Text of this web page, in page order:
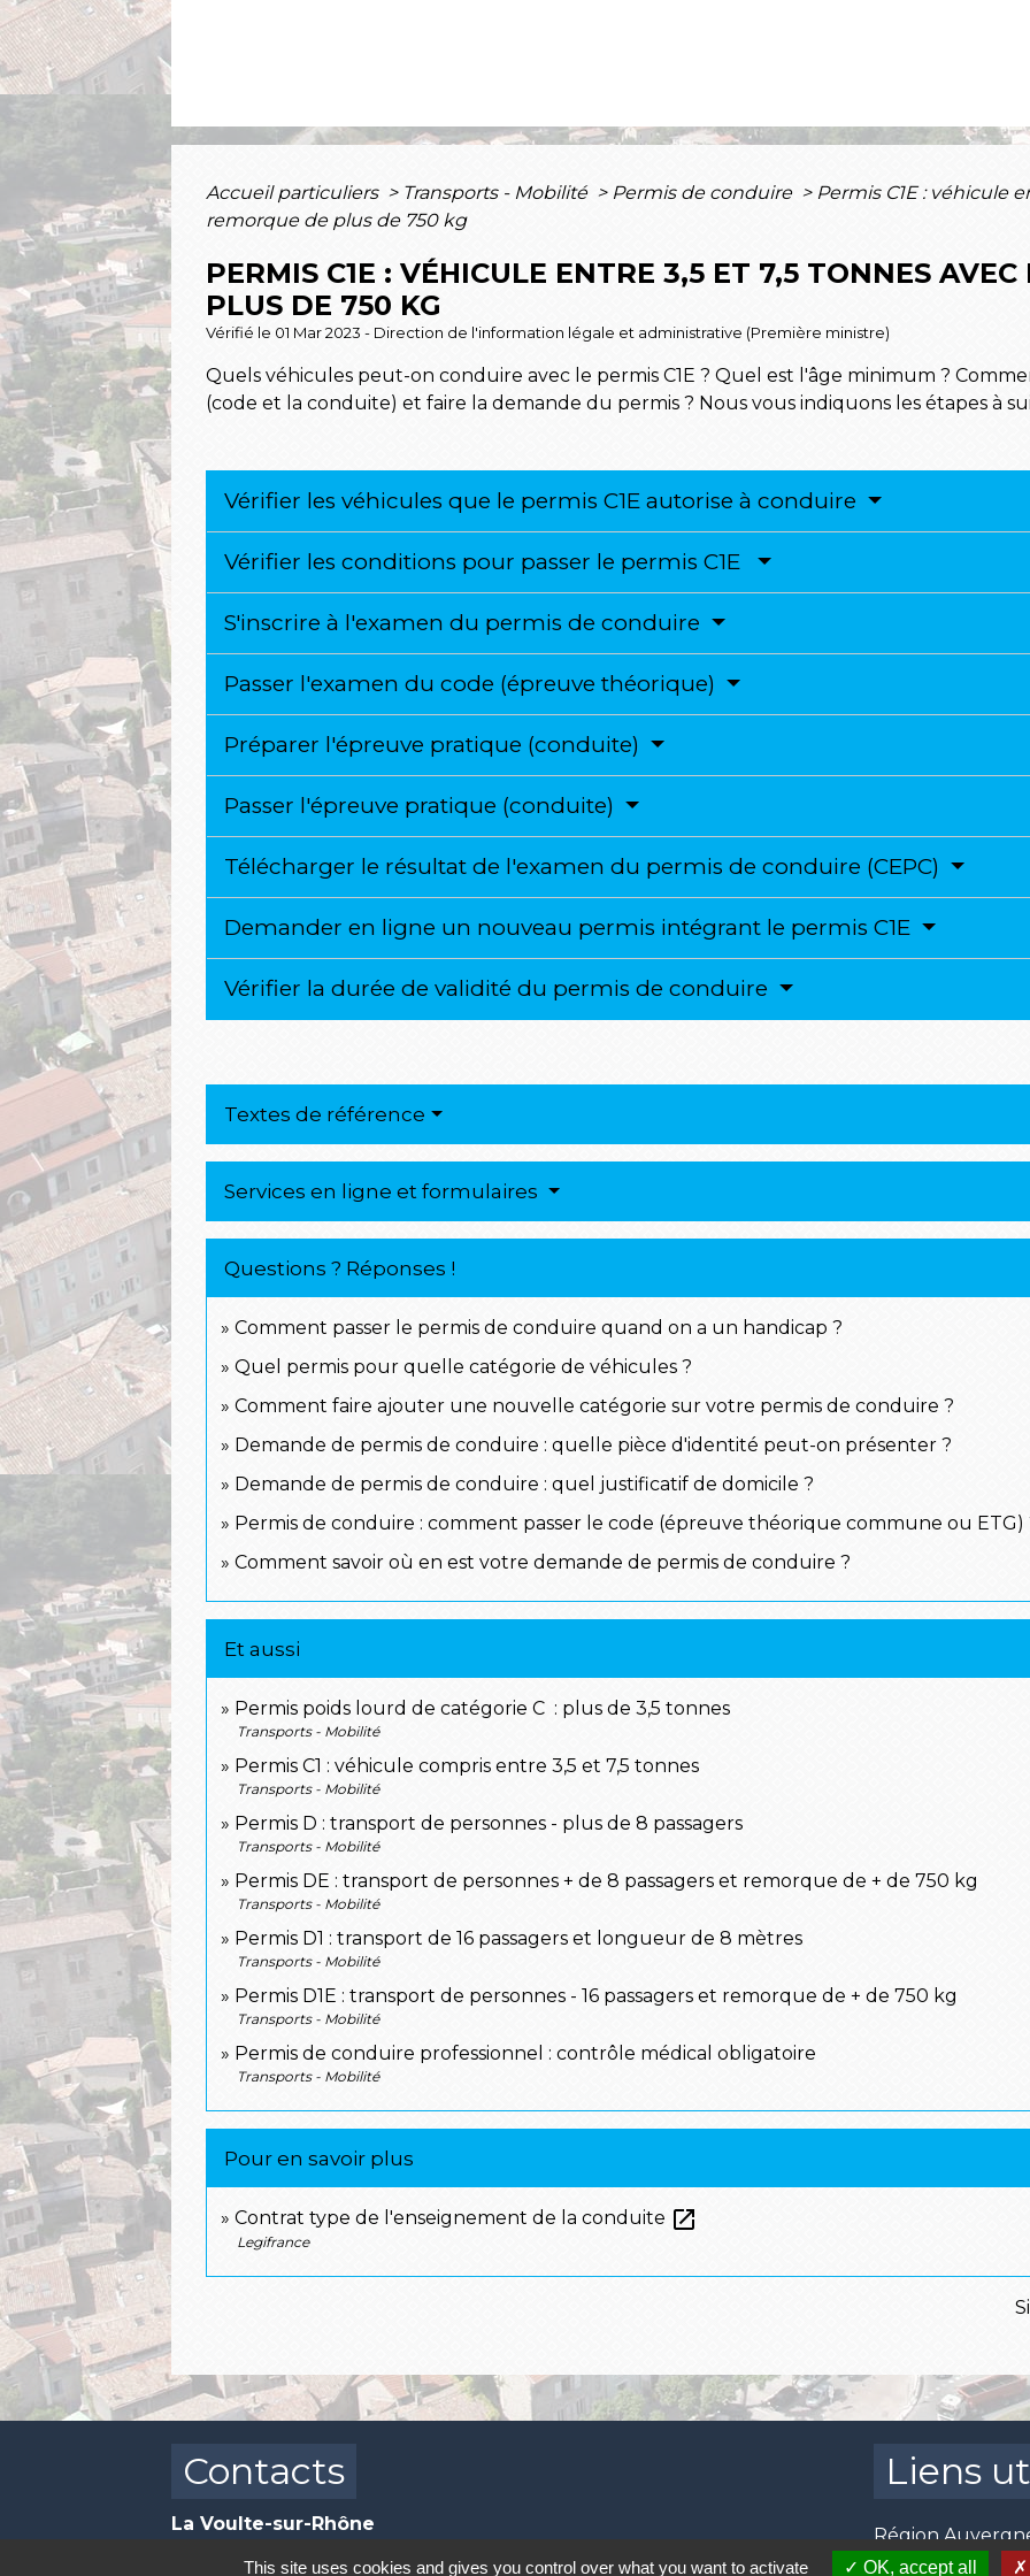
Accueil particuliers > Transports - Mobilité > Permis de conduire > Permis C1E : véhicule
remorque de plus de 750 kg
PERMIS C1E : VÉHICULE ENTRE 3,5 ET 7,5 TONNES
PLUS DE 750 KG
Vérifié le 01 Mar 2023 - Direction de l'information légale et administrative (Première ministre)
Quels véhicules peut-on conduire avec le permis C1E ? Quel est l'âge minimum ?
(code et la conduite) et faire la demande du permis ? Nous vous indiquons les étapes à
Vérifier les véhicules que le permis C1E autorise à conduire
Vérifier les conditions pour passer le permis C1E
S'inscrire à l'examen du permis de conduire
Passer l'examen du code (épreuve théorique)
Préparer l'épreuve pratique (conduite)
Passer l'épreuve pratique (conduite)
Télécharger le résultat de l'examen du permis de conduire (CEPC)
Demander en ligne un nouveau permis intégrant le permis C1E
Vérifier la durée de validité du permis de conduire
Textes de référence
Services en ligne et formulaires
Questions ? Réponses !
Comment passer le permis de conduire quand on a un handicap ?
Quel permis pour quelle catégorie de véhicules ?
Comment faire ajouter une nouvelle catégorie sur votre permis de conduire ?
Demande de permis de conduire : quelle pièce d'identité peut-on présenter ?
Demande de permis de conduire : quel justificatif de domicile ?
Permis de conduire : comment passer le code (épreuve théorique commune ou ETG)
Comment savoir où en est votre demande de permis de conduire ?
Et aussi
Permis poids lourd de catégorie C : plus de 3,5 tonnes
Transports - Mobilité
Permis C1 : véhicule compris entre 3,5 et 7,5 tonnes
Transports - Mobilité
Permis D : transport de personnes - plus de 8 passagers
Transports - Mobilité
Permis DE : transport de personnes + de 8 passagers et remorque de + de 750 kg
Transports - Mobilité
Permis D1 : transport de 16 passagers et longueur de 8 mètres
Transports - Mobilité
Permis D1E : transport de personnes - 16 passagers et remorque de + de 750 kg
Transports - Mobilité
Permis de conduire professionnel : contrôle médical obligatoire
Transports - Mobilité
Pour en savoir plus
Contrat type de l'enseignement de la conduite open_in_new
Legifrance
Contacts
La Voulte-sur-Rhône
Liens
Région
Conseil
This site uses cookies and gives you control over what you want to activate OK, accept all